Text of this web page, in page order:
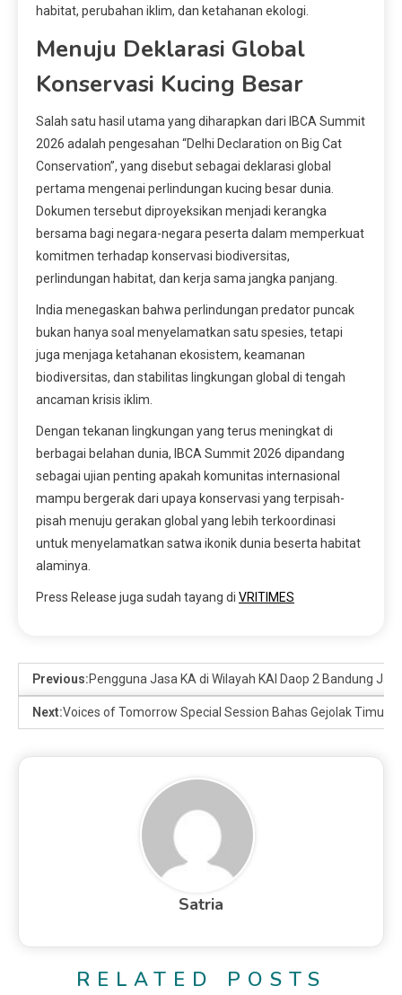
habitat, perubahan iklim, dan ketahanan ekologi.
Menuju Deklarasi Global
Konservasi Kucing Besar
Salah satu hasil utama yang diharapkan dari IBCA Summit
2026 adalah pengesahan “Delhi Declaration on Big Cat
Conservation”, yang disebut sebagai deklarasi global
pertama mengenai perlindungan kucing besar dunia.
Dokumen tersebut diproyeksikan menjadi kerangka
bersama bagi negara-negara peserta dalam memperkuat
komitmen terhadap konservasi biodiversitas,
perlindungan habitat, dan kerja sama jangka panjang.
India menegaskan bahwa perlindungan predator puncak
bukan hanya soal menyelamatkan satu spesies, tetapi
juga menjaga ketahanan ekosistem, keamanan
biodiversitas, dan stabilitas lingkungan global di tengah
ancaman krisis iklim.
Dengan tekanan lingkungan yang terus meningkat di
berbagai belahan dunia, IBCA Summit 2026 dipandang
sebagai ujian penting apakah komunitas internasional
mampu bergerak dari upaya konservasi yang terpisah-
pisah menuju gerakan global yang lebih terkoordinasi
untuk menyelamatkan satwa ikonik dunia beserta habitat
alaminya.
Press Release juga sudah tayang di VRITIMES
Previous:Pengguna Jasa KA di Wilayah KAI Daop 2 Bandung
Next:Voices of Tomorrow Special Session Bahas Gejolak Timur
Satria
RELATED POSTS